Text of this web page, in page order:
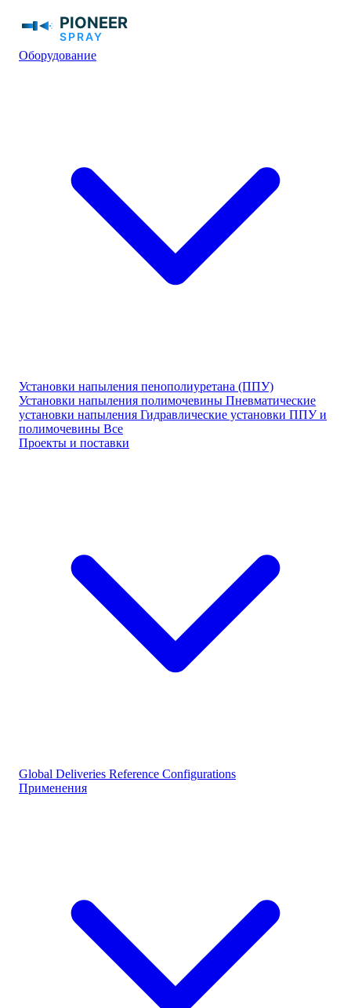
Оборудование
Установки напыления пенополиуретана (ППУ)
Установки напыления полимочевины Пневматические
установки напыления Гидравлические установки ППУ и
полимочевины Все
Проекты и поставки
Global Deliveries Reference Configurations
Применения